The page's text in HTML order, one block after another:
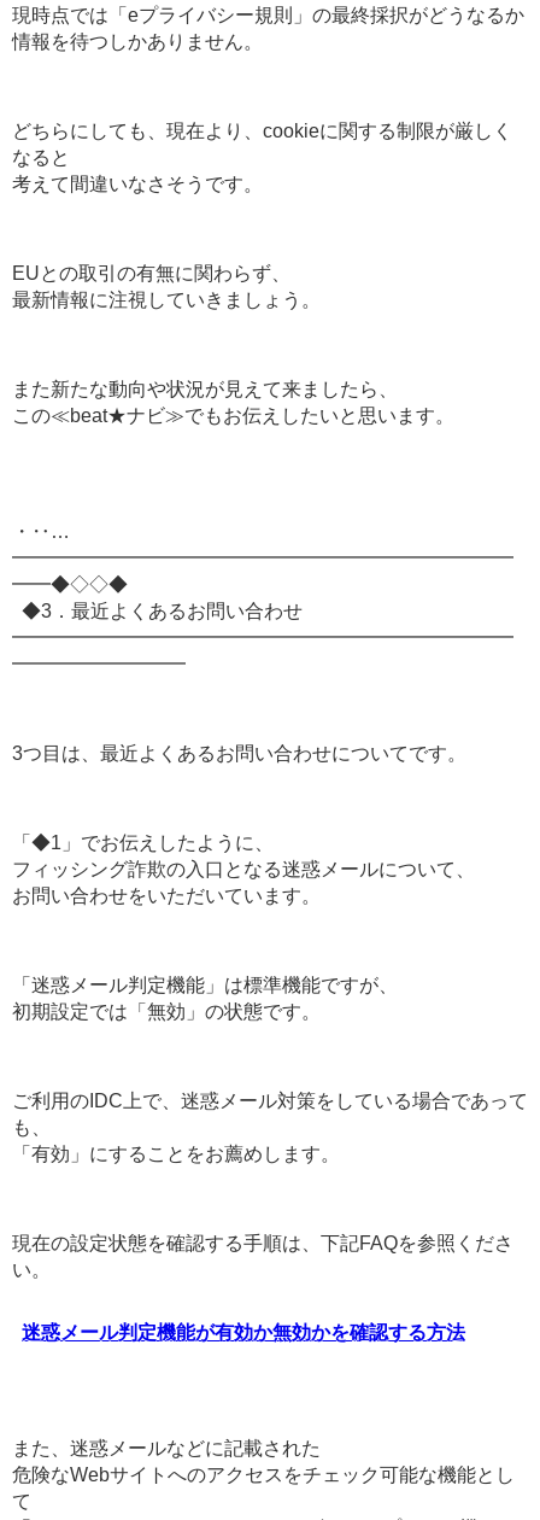
現時点では「eプライバシー規則」の最終採択がどうなるか
情報を待つしかありません。
どちらにしても、現在より、cookieに関する制限が厳しく
なると
考えて間違いなさそうです。
EUとの取引の有無に関わらず、
最新情報に注視していきましょう。
また新たな動向や状況が見えて来ましたら、
この≪beat★ナビ≫でもお伝えしたいと思います。
・‥…
━━━━━━━━━━━━━━━━━━━━━━━━━━
━━◆◇◇◆
◆3．最近よくあるお問い合わせ
━━━━━━━━━━━━━━━━━━━━━━━━━━
━━━━━━━━━
3つ目は、最近よくあるお問い合わせについてです。
「◆1」でお伝えしたように、
フィッシング詐欺の入口となる迷惑メールについて、
お問い合わせをいただいています。
「迷惑メール判定機能」は標準機能ですが、
初期設定では「無効」の状態です。
ご利用のIDC上で、迷惑メール対策をしている場合であって
も、
「有効」にすることをお薦めします。
現在の設定状態を確認する手順は、下記FAQを参照くださ
い。
迷惑メール判定機能が有効か無効かを確認する方法
また、迷惑メールなどに記載された
危険なWebサイトへのアクセスをチェック可能な機能とし
て